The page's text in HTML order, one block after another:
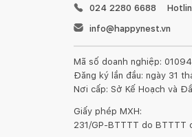
- Bàn trang điểm thông
thể úp xuống tạo thành
- Bàn trang điểm gỗ bệt
các phụ kiện trang điểm
- Bàn trang điểm ngồi bệt
cao.
024 2280 6688
info@happynest.vn
Mã số doanh nghiệp:
Đăng ký lần đầu: ngày 31
Nơi cấp: Sở Kế Hoạch và
Giấy phép MXH:
231/GP-BTTTT do BTTTT